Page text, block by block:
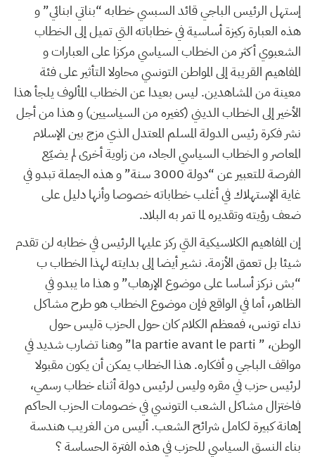
إستهل الرئيس الباجي قائد السبسي خطابه “بناتي ابنائي” و
هذه العبارة ركيزة أساسية في خطاباته التي تميل إلى الخطاب
الشعبوي أكثر من الخطاب السياسي مركزا على العبارات و
المفاهيم القريبة إلى المواطن التونسي محاولا التأثير على فئة
معينة من المشاهدين. ليس بعيدا عن الخطاب المألوف يلجأ هذا
الأخير إلى الخطاب الديني (كغيره من السياسيين) و هذا من أجل
نشر فكرة رئيس الدولة المسلم المعتدل الذي مزج بين الإسلام
المعاصر و الخطاب السياسي الجاد، من زاوية أخرى لم يضيّع
الفرصة للتعبير عن “دولة 3000 سنة” و هذه الجملة تبدو في
غاية الإستهلاك في أغلب خطاباته خصوصا وأنها دليل على
ضعف رؤيته وتقديره لما تمر به البلاد.
إن المفاهيم الكلاسيكية التي ركز عليها الرئيس في خطابه لن تقدم
شيئا بل تعمق الأزمة. نشير أيضا إلى بدايته لهذا الخطاب ب
“بش نركز أساسا على موضوع الإرهاب” و هذا ما يبدو في
الظاهر، أما في الواقع فإن موضوع الخطاب هو طرح مشاكل
نداء تونس، فمعظم الكلام كان حول الحزب ةليس حول
الوطن، ” la partie avant le parti” وهنا تضارب شديد في
مواقف الباجي و أفكاره. هذا الخطاب يمكن أن يكون مقبولا
لرئيس حزب في مقره وليس لرئيس دولة أثناء خطاب رسمي،
فاختزال مشاكل الشعب التونسي في خصومات الحزب الحاكم
إهانة كبيرة لكامل شرائح الشعب. أليس من الغريب هندسة
بناء النسق السياسي للحزب في هذه الفترة الحساسة ؟